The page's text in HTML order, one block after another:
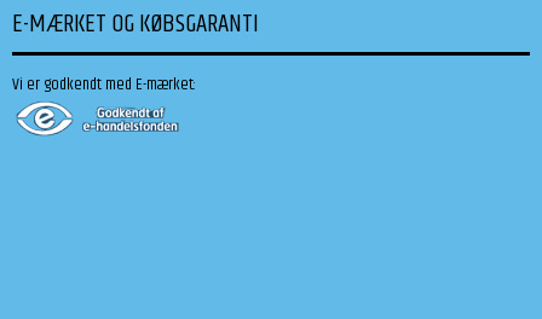
E-MÆRKET OG KØBSGARANTI
Vi er godkendt med E-mærket: